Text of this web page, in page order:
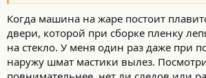
Когда машина на жаре постоит
двери, которой при сборке пленку
на стекло. У меня один раз даже при
наружу шмат мастики вылез.